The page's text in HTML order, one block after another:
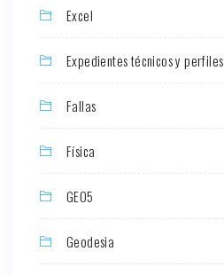
Excel
Expedientes técnicos y perfiles
Fallas
Física
GEO5
Geodesia